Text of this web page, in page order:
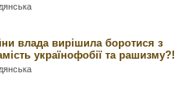
влада вирішила боротися з
українофобії та рашизму?!